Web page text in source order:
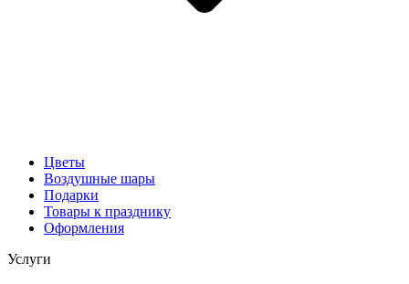
Цветы
Воздушные шары
Подарки
Товары к празднику
Оформления
Услуги